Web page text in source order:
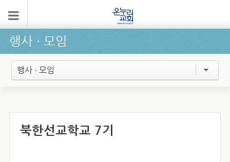
행사 ∙ 모임
행사 · 모임
북한선교학교 7기